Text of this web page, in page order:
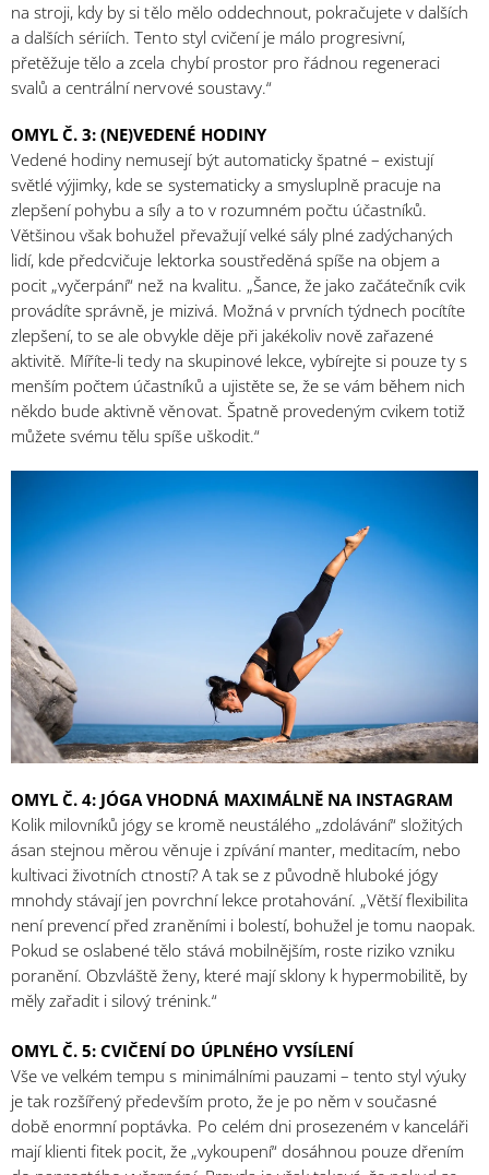
na stroji, kdy by si tělo mělo oddechnout, pokračujete v dalších
a dalších sériích. Tento styl cvičení je málo progresivní,
přetěžuje tělo a zcela chybí prostor pro řádnou regeneraci
svalů a centrální nervové soustavy.“
OMYL Č. 3: (NE)VEDENÉ HODINY
Vedené hodiny nemusejí být automaticky špatné – existují
světlé výjimky, kde se systematicky a smysluplně pracuje na
zlepšení pohybu a síly a to v rozumném počtu účastníků.
Většinou však bohužel převažují velké sály plné zadýchaných
lidí, kde předcvičuje lektorka soustředěná spíše na objem a
pocit „vyčerpání“ než na kvalitu. „Šance, že jako začátečník cvik
provádíte správně, je mizivá. Možná v prvních týdnech pocítíte
zlepšení, to se ale obvykle děje při jakékoliv nově zařazené
aktivitě. Míříte-li tedy na skupinové lekce, vybírejte si pouze ty s
menším počtem účastníků a ujistěte se, že se vám během nich
někdo bude aktivně věnovat. Špatně provedeným cvikem totiž
můžete svému tělu spíše uškodit.“
OMYL Č. 4: JÓGA VHODNÁ MAXIMÁLNĚ NA INSTAGRAM
Kolik milovníků jógy se kromě neustálého „zdolávání“ složitých
ásan stejnou měrou věnuje i zpívání manter, meditacím, nebo
kultivaci životních ctností? A tak se z původně hluboké jógy
mnohdy stávají jen povrchní lekce protahování. „Větší flexibilita
není prevencí před zraněními i bolestí, bohužel je tomu naopak.
Pokud se oslabené tělo stává mobilnějším, roste riziko vzniku
poranění. Obzvláště ženy, které mají sklony k hypermobilitě, by
měly zařadit i silový trénink.“
OMYL Č. 5: CVIČENÍ DO ÚPLNÉHO VYSÍLENÍ
Vše ve velkém tempu s minimálními pauzami – tento styl výuky
je tak rozšířený především proto, že je po něm v současné
době enormní poptávka. Po celém dni prosezeném v kanceláři
mají klienti fitek pocit, že „vykoupení“ dosáhnou pouze dřením